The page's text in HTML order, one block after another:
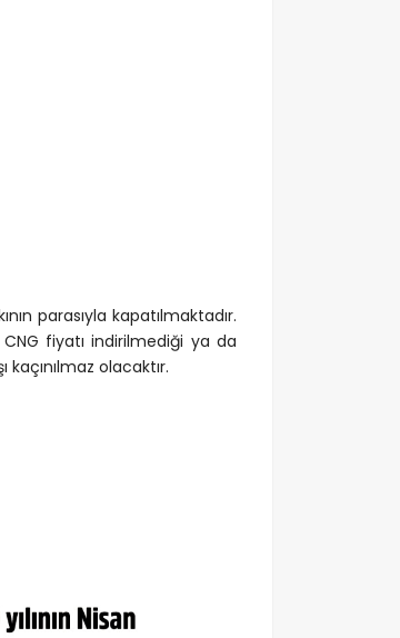
parasıyla kapatılmaktadır.
fiyatı indirilmediği ya da
olacaktır.